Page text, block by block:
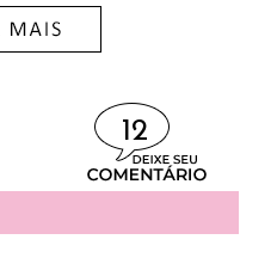
12